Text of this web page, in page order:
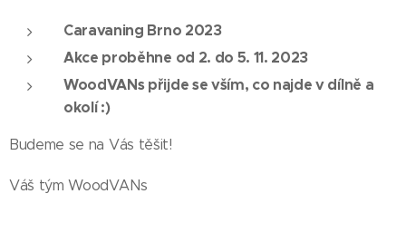
Caravaning Brno 2023
Akce proběhne od 2. do 5. 11. 2023
WoodVANs přijde se vším, co najde v dílně a
okolí :)
Budeme se na Vás těšit!
Váš tým WoodVANs